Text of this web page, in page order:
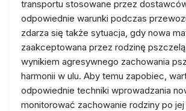
transportu stosowane przez
odpowiednie warunki podczas
zdarza się także sytuacja, gdy nowa
zaakceptowana przez rodzinę
wynikiem agresywnego zachowania
harmonii w ulu. Aby temu zapobiec,
odpowiednie techniki wprowadzania
monitorować zachowanie rodziny po jej